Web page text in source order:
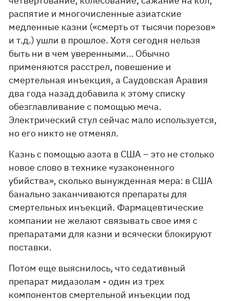
распятие и многочисленные азиатские
медленные казни («смерть от тысячи порезов»
и т.д.) ушли в прошлое. Хотя сегодня нельзя
быть ни в чем уверенными… Обычно
применяются расстрел, повешение и
смертельная инъекция, а Саудовская Аравия
два года назад добавила к этому списку
обезглавливание с помощью меча.
Электрический стул сейчас мало используется,
но его никто не отменял.
Казнь с помощью азота в США – это не столько
новое слово в технике «узаконенного
убийства», сколько вынужденная мера: в США
банально заканчиваются препараты для
смертельных инъекций. Фармацевтические
компании не желают связывать свое имя с
препаратами для казни и всячески блокируют
поставки.
Потом еще выяснилось, что седативный
препарат мидазолам - один из трех
компонентов смертельной инъекции под